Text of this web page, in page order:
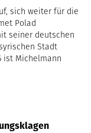
sich weiter für die
Polad
seiner deutschen
Stadt
ist Michelmann